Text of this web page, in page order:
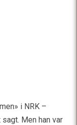
i NRK –
Men han var